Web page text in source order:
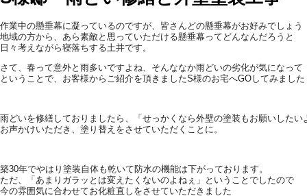
作業中の懸垂幕に凝っているのですが、皆さんどの懸垂幕がお好みでしょう
地域の方から、あら素敵と思っていただける懸垂幕ってどんなんだろうと
日々考えながら寝落ちする土井です。
さて、春って意外と雨多いですよね、そんななか雨どいの劣化が気になって
ということで、お客様からご紹介を頂きましたS様のお宅へGOしてみました
雨どいを修繕しておりましたら、「せっかくなら外壁の塗装もお願いしたい
お声かけいただき、塗り替えをさせていただくことに。
築30年でやはり塗装自体も乾いて防水の機能は下がっております。
ただ、「あまりガラッとは変えたくないのよねぇ」ということでしたので
今の雰囲気に合わせてお化粧直しをさせていただきました